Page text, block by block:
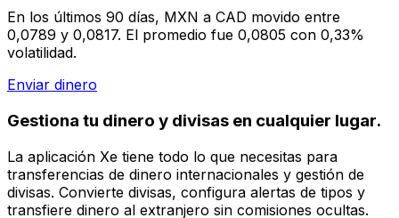
En los últimos 90 días, MXN a CAD movido entre
0,0789 y 0,0817. El promedio fue 0,0805 con 0,33%
volatilidad.
Enviar dinero
Gestiona tu dinero y divisas en cualquier lugar.
La aplicación Xe tiene todo lo que necesitas para
transferencias de dinero internacionales y gestión de
divisas. Convierte divisas, configura alertas de tipos y
transfiere dinero al extranjero sin comisiones ocultas.